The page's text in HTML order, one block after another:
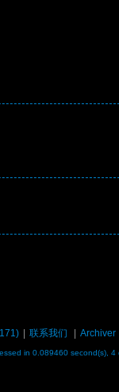
) 联系我们 Archiver
in 0.089460 second(s), 4